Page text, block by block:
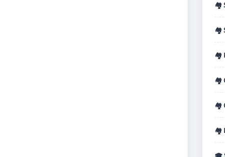
🏘️
🏘️
🏘️
🏘️
🏘️
🏘️